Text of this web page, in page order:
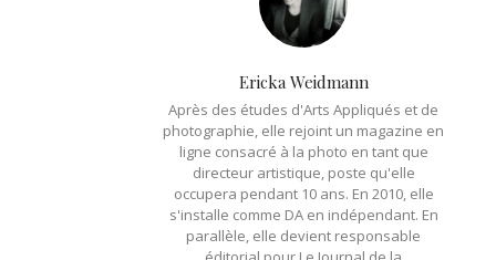
Ericka Weidmann
Après des études d'Arts Appliqués et de
photographie, elle rejoint un magazine en
ligne consacré à la photo en tant que
directeur artistique, poste qu'elle
occupera pendant 10 ans. En 2010, elle
s'installe comme DA en indépendant. En
parallèle, elle devient responsable